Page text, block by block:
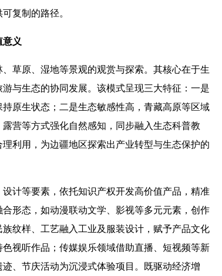
复制的路径。
义
原、湿地等景观的观赏与探索。其核心在于生
与生态的协同发展。该模式呈现三大特征：一是
原生状态；二是生态敏感性高，青藏高原等区域
营等方式强化自然感知，同步融入生态科普教
利用，为边疆地区探索出产业转型与生态保护的
等要素，依托知识产权开发高价值产品，精准
形态，如动漫联动文学、影视等多元元素，创作
纹样、工艺融入工业及服装设计，赋予产品文化
视听作品；传媒娱乐领域借助直播、短视频等新
、节庆活动为沉浸式体验项目。既驱动经济增